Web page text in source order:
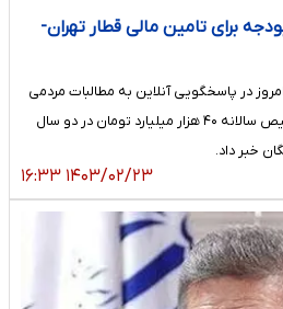
برای تامین مالی قطار تهران-
در پاسخگویی آنلاین به مطالبات مردمی
در نهاد ریاست جمهوری از تخصیص سالانه ۴۰ هزار میلیارد تومان در دو سال
خبر داد.
۱۴۰۳/۰۲/۲۳ ۱۶:۳۳